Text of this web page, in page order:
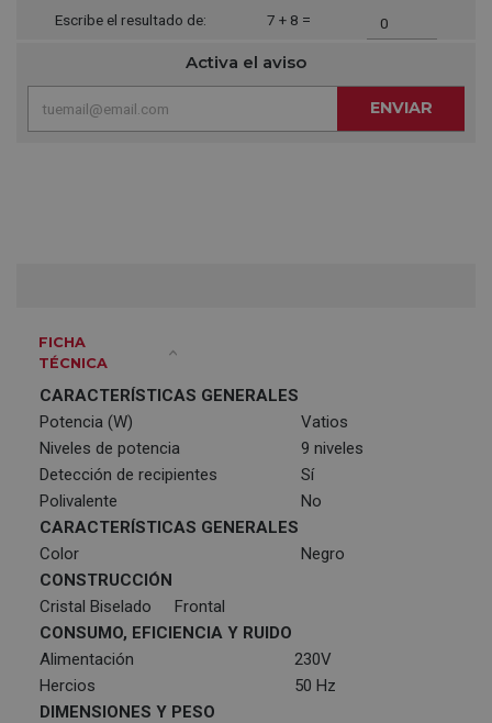
Escribe el resultado de: 7 + 8 =
Activa el aviso
ENVIAR
FICHA
TÉCNICA
CARACTERÍSTICAS GENERALES
Potencia (W)
Vatios
Niveles de potencia
9 niveles
Detección de recipientes
Sí
Polivalente
No
CARACTERÍSTICAS GENERALES
Color
Negro
CONSTRUCCIÓN
Cristal Biselado
Frontal
CONSUMO, EFICIENCIA Y RUIDO
Alimentación
230V
Hercios
50 Hz
DIMENSIONES Y PESO